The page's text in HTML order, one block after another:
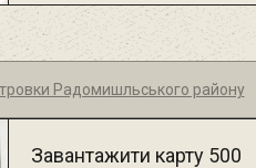
Радомишльського району
Завантажити карту 500